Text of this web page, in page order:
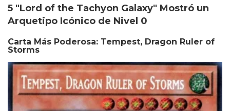
5 "Lord of the Tachyon Galaxy" Mostró un
Arquetipo Icónico de Nivel 0
Carta Más Poderosa: Tempest, Dragon Ruler of
Storms